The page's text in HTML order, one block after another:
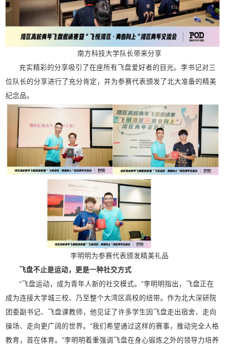
南方科技大学队长带来分享
充实精彩的分享吸引了在座所有飞盘爱好者的目光。李书记对三
位队长的分享进行了充分肯定，并为参赛代表颁发了北大准备的精美
纪念品。
李明明为参赛代表颁发精美礼品
飞盘不止是运动，更是一种社交方式
“飞盘运动，成为青年人新的社交模式。”李明明指出，飞盘正在
成为连接大学城三校、乃至整个大湾区高校的纽带。作为北大深研院
团委副书记、飞盘课教师，他见证了许多学生因飞盘走出宿舍、走向
操场、走向更广阔的世界。“我们希望通过这样的赛事，推动完全人格
教育，首在体育。”李明明着重强调飞盘在身心锻炼之外的领导力培养